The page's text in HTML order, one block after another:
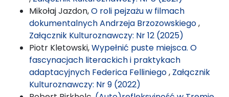
Mikołaj Jazdon,O roli pejzażu w filmach
dokumentalnych Andrzeja Brzozowskiego,
Załącznik Kulturoznawczy: Nr 12 (2025)
Piotr Kletowski,Wypełnić puste miejsca. O
fascynacjach literackich i praktykach
adaptacyjnych Federica Felliniego, Załącznik
Kulturoznawczy: Nr 9 (2022)